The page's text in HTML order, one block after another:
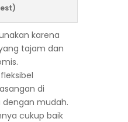
karena
tajam dan
di
dengan mudah.
cukup baik